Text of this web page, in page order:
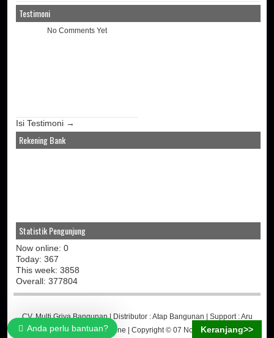
Anda perlu bantuan?
Testimoni
No Comments Yet
Isi Testimoni →
Rekening Bank
Statistik Pengunjung
Now online: 0
Today: 367
This week: 3858
Overall: 377804
CV. Multi Griya Bangunan| Distributor :Atap Bangunan | Support :Aru
Martino-Jasa Toko Online | Copyright © 07 November 2014
Keranjang>>